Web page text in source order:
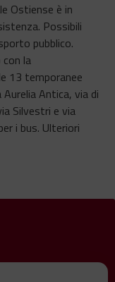
Ostiense è in
Possibili
pubblico.
la
13 temporanee
Antica, via di
Silvestri e via
i bus. Ulteriori